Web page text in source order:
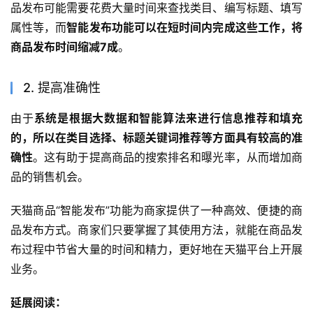
品发布可能需要花费大量时间来查找类目、编写标题、填写
属性等，而智能发布功能可以在短时间内完成这些工作，将
商品发布时间缩减7成。
2. 提高准确性
由于系统是根据大数据和智能算法来进行信息推荐和填充
的，所以在类目选择、标题关键词推荐等方面具有较高的准
确性。这有助于提高商品的搜索排名和曝光率，从而增加商
品的销售机会。
天猫商品“智能发布”功能为商家提供了一种高效、便捷的商
品发布方式。商家们只要掌握了其使用方法，就能在商品发
布过程中节省大量的时间和精力，更好地在天猫平台上开展
业务。
延展阅读：